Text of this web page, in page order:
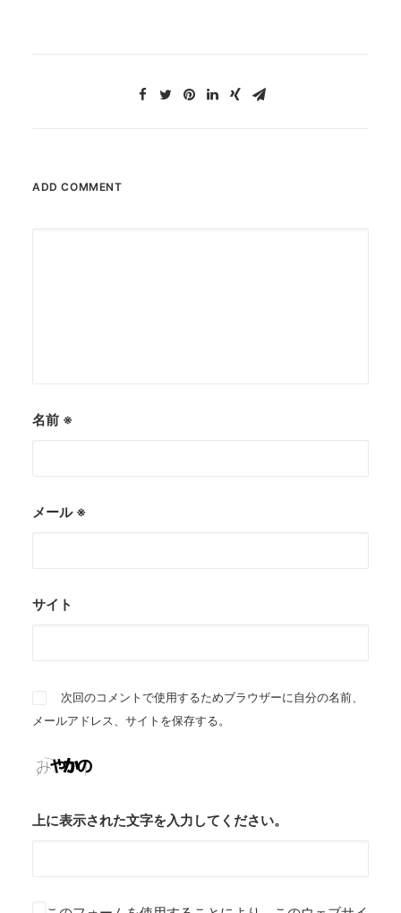
ADD COMMENT
名前 ※
メール ※
サイト
次回のコメントで使用するためブラウザーに自分の名前、
メールアドレス、サイトを保存する。
上に表示された文字を入力してください。